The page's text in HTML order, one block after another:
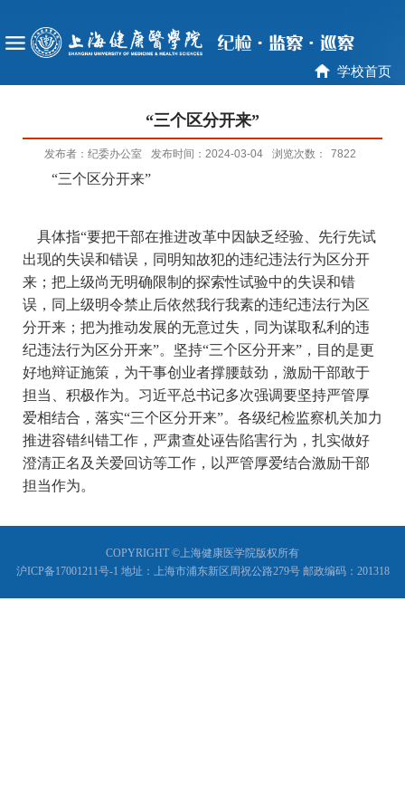
学校首页
“三个区分开来”
发布者：纪委办公室 发布时间：2024-03-04 浏览次数： 7822
“三个区分开来”
具体指“要把干部在推进改革中因缺乏经验、先行先试
出现的失误和错误，同明知故犯的违纪违法行为区分开
来；把上级尚无明确限制的探索性试验中的失误和错
误，同上级明令禁止后依然我行我素的违纪违法行为区
分开来；把为推动发展的无意过失，同为谋取私利的违
纪违法行为区分开来”。坚持“三个区分开来” ，目的是更
好地辩证施策，为干事创业者撑腰鼓劲，激励干部敢于
担当、积极作为。习近平总书记多次强调要坚持严管厚
爱相结合，落实“三个区分开来”。各级纪检监察机关加力
推进容错纠错工作，严肃查处诬告陷害行为，扎实做好
澄清正名及关爱回访等工作，以严管厚爱结合激励干部
担当作为。
COPYRIGHT ©上海健康医学院版权所有
沪ICP备17001211号-1 地址：上海市浦东新区周祝公路279号 邮政编码：201318